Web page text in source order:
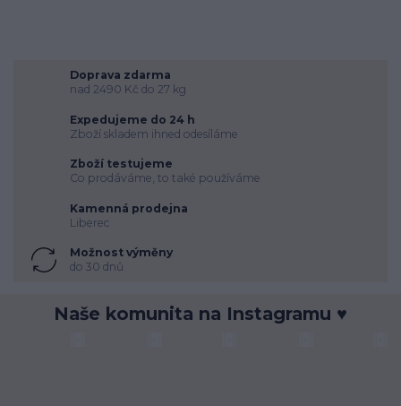
Doprava zdarma
nad 2490 Kč do 27 kg
Expedujeme do 24 h
Zboží skladem ihned odesíláme
Zboží testujeme
Co prodáváme, to také používáme
Kamenná prodejna
Liberec
Možnost výměny
do 30 dnů
Naše komunita na Instagramu ♥